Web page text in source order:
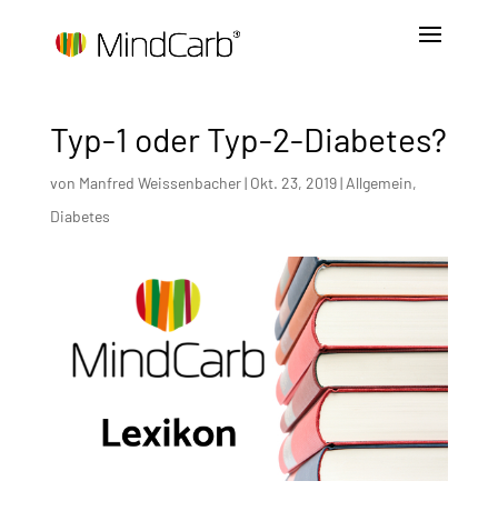
Typ-1 oder Typ-2-Diabetes?
von Manfred Weissenbacher| Okt. 23, 2019| Allgemein,
Diabetes